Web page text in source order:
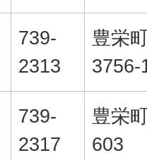
739-
2313
豊栄
3756-
739-
2317
豊栄
603